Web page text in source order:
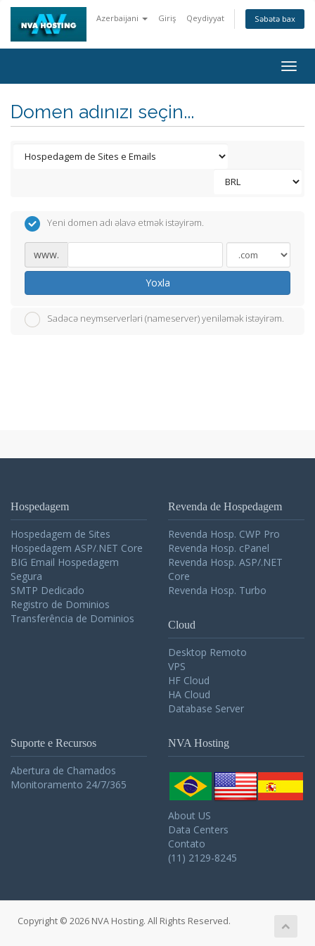
Azerbaijani Giriş Qeydiyyat Səbətə bax
Domen adınızı seçin...
Yeni domen adı əlavə etmək istəyirəm.
www.
Yoxla
Sadəcə neymserverləri (nameserver) yeniləmək istəyirəm.
Hospedagem
Hospedagem de Sites
Hospedagem ASP/.NET Core
BIG Email Hospedagem
Segura
SMTP Dedicado
Registro de Dominios
Transferência de Dominios
Revenda de Hospedagem
Revenda Hosp. CWP Pro
Revenda Hosp. cPanel
Revenda Hosp. ASP/.NET
Core
Revenda Hosp. Turbo
Cloud
Desktop Remoto
VPS
HF Cloud
HA Cloud
Database Server
Suporte e Recursos
Abertura de Chamados
Monitoramento 24/7/365
NVA Hosting
About US
Data Centers
Contato
(11) 2129-8245
Copyright © 2026 NVA Hosting. All Rights Reserved.